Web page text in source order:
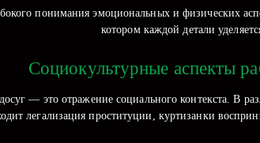
понимания эмоциональных и физических
котором каждой детали
Социокультурные аспекты
— это отражение социального контекста. В
легализация проституции, куртизанки